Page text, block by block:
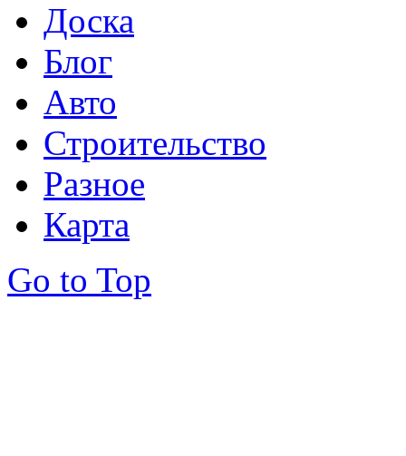
Доска
Блог
Авто
Строительство
Разное
Карта
Go to Top